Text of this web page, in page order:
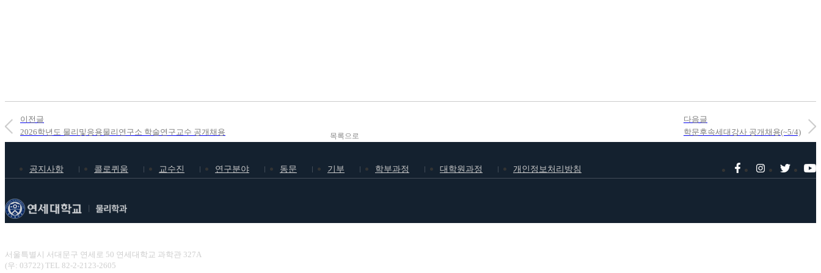
이전글
2026학년도 물리및응용물리연구소 학술연구교수 공개채용
목록으로
다음글
학문후속세대강사 공개채용(~5/4)
공지사항 콜로퀴움 교수진 연구분야 동문 기부 학부과정 대학원과정 개인정보처리방침
서울특별시 서대문구 연세로 50 연세대학교 과학관 327A
(우: 03722) TEL 82-2-2123-2605